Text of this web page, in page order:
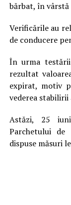
bărbat, în vârstă
Verificările au
de conducere
În urma
rezultat
expirat, motiv
vederea stabilirii
Astăzi, 25
Parchetului
dispuse măsuri